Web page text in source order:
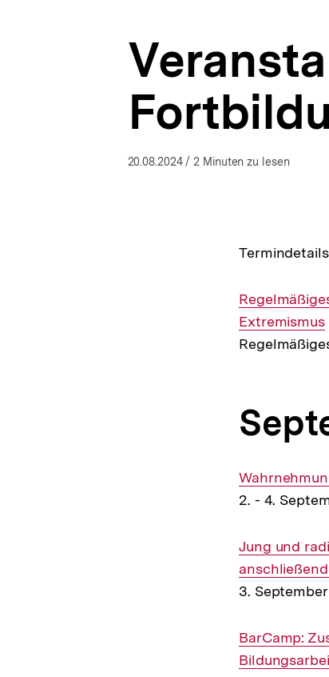
20.08.2024/ 2 Minuten zu lesen
Interner
Link:
Extremismus
Interner
Link:
2. - 4.
Interner
Link:
Jung und
3.
Interner
Link:
BarCamp: